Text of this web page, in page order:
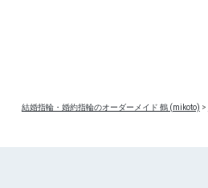
結婚指輪・婚約指輪のオーダーメイド 鶴 (mikoto) >